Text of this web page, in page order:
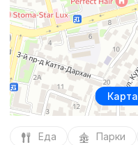
Карта
Еда Парки